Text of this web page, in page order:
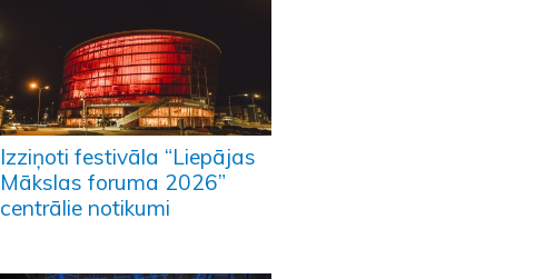
Izziņoti festivāla “Liepājas
Mākslas foruma 2026”
centrālie notikumi